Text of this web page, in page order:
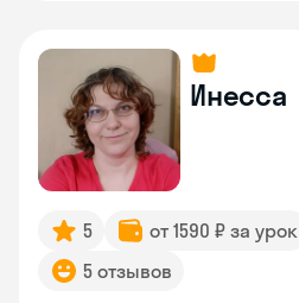
Инесса
5 от 1590 ₽ за урок
5 отзывов